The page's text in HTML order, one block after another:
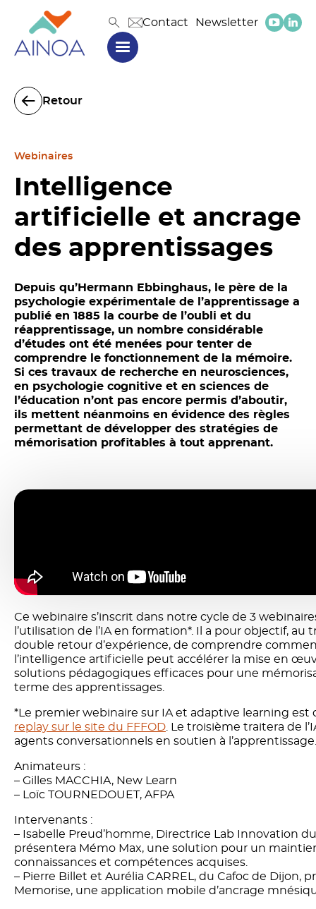
Contact Newsletter
Retour
Webinaires
Intelligence
artificielle et ancrage
des apprentissages
Depuis qu’Hermann Ebbinghaus, le père de la
psychologie expérimentale de l’apprentissage a
publié en 1885 la courbe de l’oubli et du
réapprentissage, un nombre considérable
d’études ont été menées pour tenter de
comprendre le fonctionnement de la mémoire.
Si ces travaux de recherche en neurosciences,
en psychologie cognitive et en sciences de
l’éducation n’ont pas encore permis d’aboutir,
ils mettent néanmoins en évidence des règles
permettant de développer des stratégies de
mémorisation profitables à tout apprenant.
Ce webinaire s’inscrit dans notre cycle de 3
l’utilisation de l’IA en formation*. Il a pour objectif, au
double retour d’expérience, de comprendre
l’intelligence artificielle peut accélérer la mise en
solutions pédagogiques efficaces pour une
terme des apprentissages.
*Le premier webinaire sur IA et adaptive learning
replay sur le site du FFFOD . Le troisième traitera de
agents conversationnels en soutien à l’apprentissage.
Animateurs :
– Gilles MACCHIA, New Learn
– Loïc TOURNEDOUET, AFPA
Intervenants :
– Isabelle Preud’homme, Directrice Lab Innovation
présentera Mémo Max, une solution pour un
connaissances et compétences acquises.
– Pierre Billet et Aurélia CARREL, du Cafoc de Dijon,
Memorise, une application mobile d’ancrage